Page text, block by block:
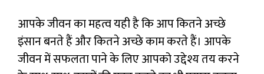
आपके जीवन का महत्व यही है कि आप कितने अच्छे
इंसान बनते हैं और कितने अच्छे काम करते हैं। आपके
जीवन में सफलता पाने के लिए आपको उद्देश्य तय करने